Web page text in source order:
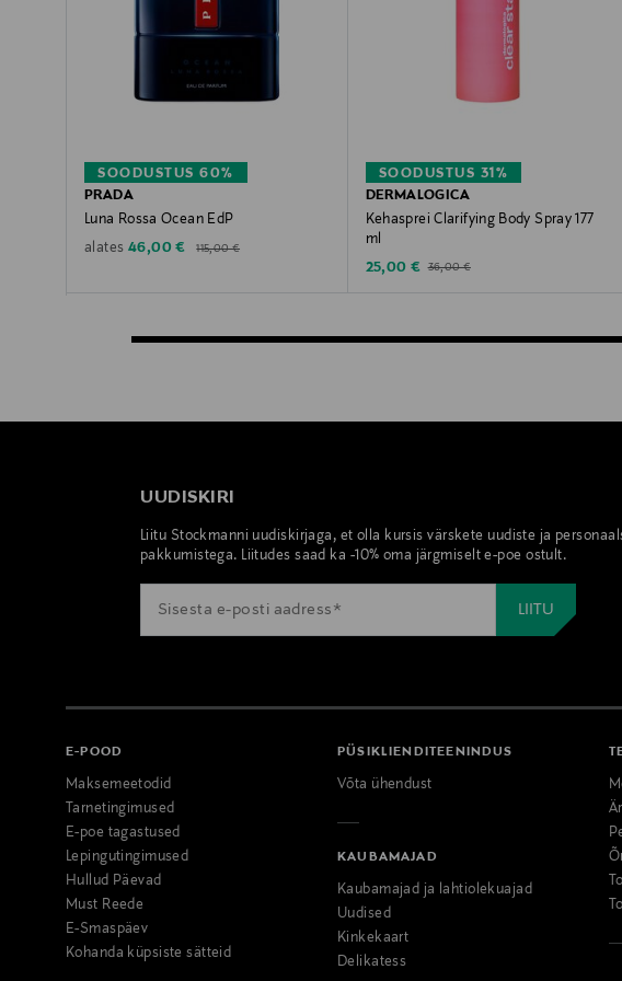
SOODUSTUS 60%
PRADA
Luna Rossa Ocean EdP
alates Discounted Price
46,00 € Original Price
115,00 €
SOODUSTUS 31%
DERMALOGICA
Kehasprei Clarifying Body Spray 177
ml
Discounted Price
25,00 € Original Price
36,00 €
UUDISKIRI
Liitu Stockmanni uudiskirjaga, et olla kursis värskete uudiste ja
pakkumistega. Liitudes saad ka -10% oma järgmiselt e-poe ostult.
E-POOD
Maksemeetodid
Tarnetingimused
E-poe tagastused
Lepingutingimused
Hullud Päevad
Must Reede
E-Smaspäev
Kohanda küpsiste sätteid
PÜSIKLIENDITEENINDUS
Võta ühendust
KAUBAMAJAD
Kaubamajad ja lahtiolekuajad
Uudised
Kinkekaart
Delikatess